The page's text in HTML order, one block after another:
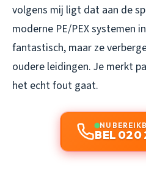
volgens mij ligt dat aan de
moderne PE/PEX systemen
fantastisch, maar ze
oudere leidingen. Je merkt
het echt fout gaat.
NU
BEL 020